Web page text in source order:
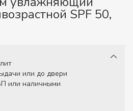
SPF 50,
или до двери
или наличными